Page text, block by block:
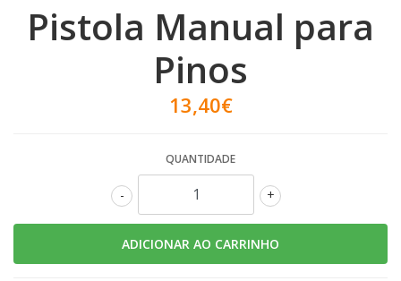
Pistola Manual para
Pinos
13,40€
QUANTIDADE
+
-